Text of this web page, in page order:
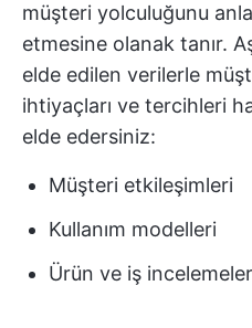
müşteri yolculuğunu
etmesine olanak tanır.
elde edilen verilerle
ihtiyaçları ve tercihleri
elde edersiniz:
Müşteri etkileşimleri
Kullanım modelleri
Ürün ve iş